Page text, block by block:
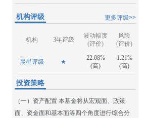
更多评级>>
机构评级
机构 3年评级
波动幅度
(评价)
风险
(评价)
晨星评级 ★
22.08%
(高)
1.21%
(高)
投资策略
（一）资产配置 本基金将从宏观面、政策
面、资金面和基本面等四个角度进行综合分